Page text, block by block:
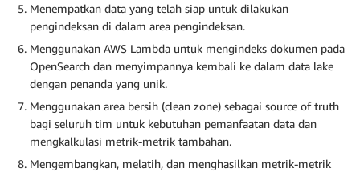
Menempatkan data yang telah siap untuk dilakukan
pengindeksan di dalam area pengindeksan.
Menggunakan AWS Lambda untuk mengindeks dokumen pada
OpenSearch dan menyimpannya kembali ke dalam data lake
dengan penanda yang unik.
Menggunakan area bersih (clean zone) sebagai source of truth
bagi seluruh tim untuk kebutuhan pemanfaatan data dan
mengkalkulasi metrik-metrik tambahan.
Mengembangkan, melatih, dan menghasilkan metrik-metrik